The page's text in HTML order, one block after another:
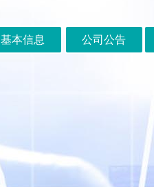
基本信息 公司公告